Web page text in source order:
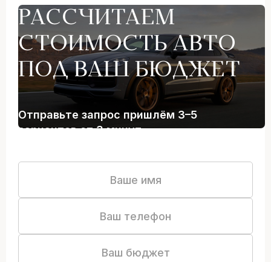
РАССЧИТАЕМ
СТОИМОСТЬ АВТО
ПОД ВАШ БЮДЖЕТ
Отправьте запрос пришлём 3–5
вариантов от 3 минут